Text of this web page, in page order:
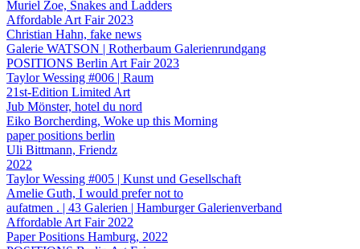
Muriel Zoe, Snakes and Ladders
Affordable Art Fair 2023
Christian Hahn, fake news
Galerie WATSON | Rotherbaum Galerienrundgang
POSITIONS Berlin Art Fair 2023
Taylor Wessing #006 | Raum
21st-Edition Limited Art
Jub Mönster, hotel du nord
Eiko Borcherding, Woke up this Morning
paper positions berlin
Uli Bittmann, Friendz
2022
Taylor Wessing #005 | Kunst und Gesellschaft
Amelie Guth, I would prefer not to
aufatmen . | 43 Galerien | Hamburger Galerienverband
Affordable Art Fair 2022
Paper Positions Hamburg, 2022